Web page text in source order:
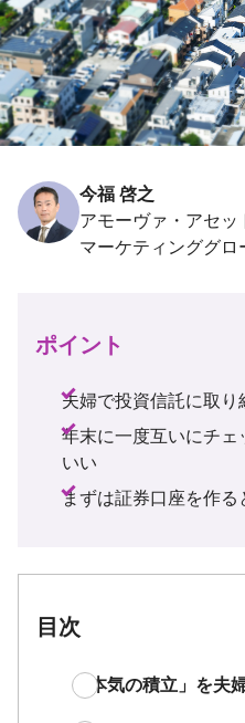
今福 啓之
アモーヴァ・アセッ
ポイント
夫婦で投資信託に取
年末に一度互いにチ
いい
まずは証券口座を作る
目次
「本気の積立」を夫